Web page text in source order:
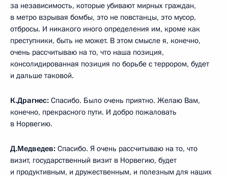
за независимость, которые убивают мирных граждан,
в метро взрывая бомбы, это не повстанцы, это мусор,
отбросы. И никакого иного определения им, кроме как
преступники, быть не может. В этом смысле я, конечно,
очень рассчитываю на то, что наша позиция,
консолидированная позиция по борьбе с террором, будет
и дальше таковой.
К.Драгнес: Спасибо. Было очень приятно. Желаю Вам,
конечно, прекрасного пути. И добро пожаловать
в Норвегию.
Д.Медведев: Спасибо. Я очень рассчитываю на то, что
визит, государственный визит в Норвегию, будет
и продуктивным, и дружественным, и полезным для наших